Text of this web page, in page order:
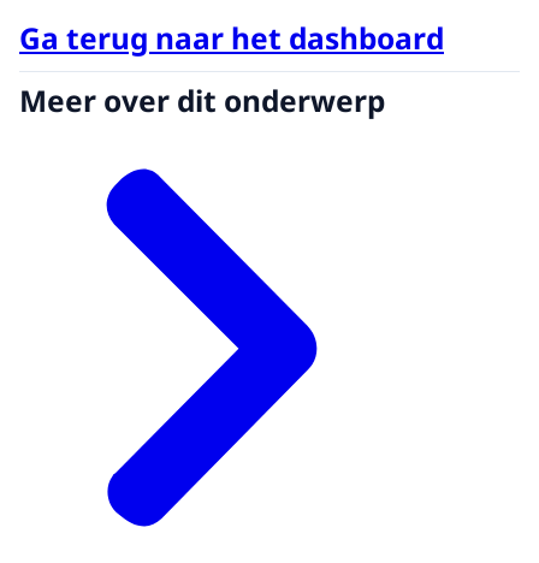
Ga terug naar het dashboard
Meer over dit onderwerp